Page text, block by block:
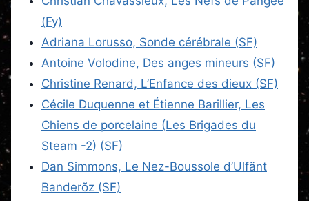
(Fy)
Adriana Lorusso, Sonde cérébrale (SF)
Antoine Volodine, Des anges mineurs (SF)
Christine Renard, L’Enfance des dieux (SF)
Cécile Duquenne et Étienne Barillier, Les
Chiens de porcelaine (Les Brigades du
Steam -2) (SF)
Dan Simmons, Le Nez-Boussole d’Ulfänt
Banderõz (SF)